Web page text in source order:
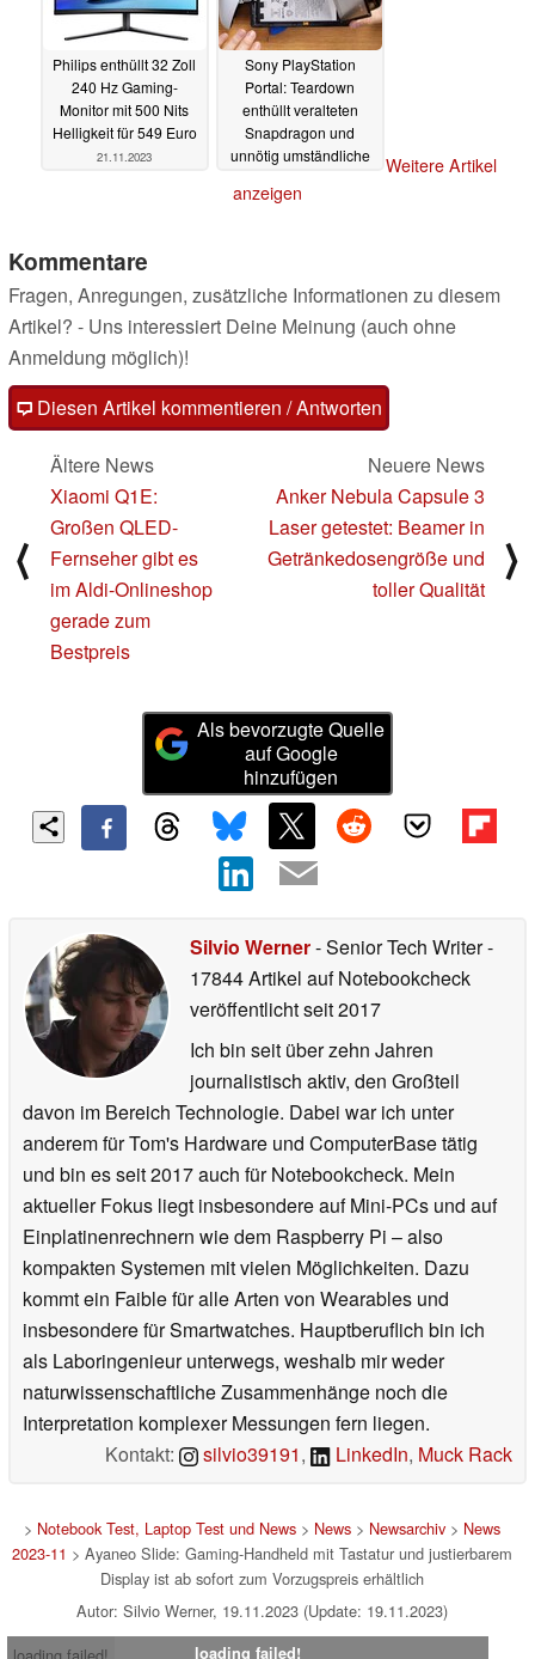
Philips enthüllt 32 Zoll
240 Hz Gaming-
Monitor mit 500 Nits
Helligkeit für 549 Euro
21.11.2023
Sony PlayStation
Portal: Teardown
enthüllt veralteten
Snapdragon und
unnötig umständliche
Weitere Artikel
anzeigen
Kommentare
Fragen, Anregungen, zusätzliche Informationen zu diesem
Artikel? - Uns interessiert Deine Meinung (auch ohne
Anmeldung möglich)!
Diesen Artikel kommentieren / Antworten
⟨
Ältere News
Xiaomi Q1E:
Großen QLED-
Fernseher gibt es
im Aldi-Onlineshop
gerade zum
Bestpreis
Neuere News
Anker Nebula Capsule 3
Laser getestet: Beamer in
Getränkedosengröße und
toller Qualität
⟩
Als bevorzugte Quelle
auf Google
hinzufügen
Silvio Werner- Senior Tech Writer-
17844 Artikel auf Notebookcheck
veröffentlichtseit 2017
Ich bin seit über zehn Jahren
journalistisch aktiv, den Großteil
davon im Bereich Technologie. Dabei war ich unter
anderem für Tom's Hardware und ComputerBase tätig
und bin es seit 2017 auch für Notebookcheck. Mein
aktueller Fokus liegt insbesondere auf Mini-PCs und auf
Einplatinenrechnern wie dem Raspberry Pi – also
kompakten Systemen mit vielen Möglichkeiten. Dazu
kommt ein Faible für alle Arten von Wearables und
insbesondere für Smartwatches. Hauptberuflich bin ich
als Laboringenieur unterwegs, weshalb mir weder
naturwissenschaftliche Zusammenhänge noch die
Interpretation komplexer Messungen fern liegen.
Kontakt:
silvio39191, LinkedIn, Muck Rack
> Notebook Test, Laptop Test und News> News> Newsarchiv> News
2023-11 > Ayaneo Slide: Gaming-Handheld mit Tastatur und justierbarem
Display ist ab sofort zum Vorzugspreis erhältlich
Autor: Silvio Werner, 19.11.2023 (Update: 19.11.2023)
loading failed!